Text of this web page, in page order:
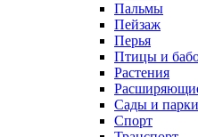
Пальмы
Пейзаж
Перья
Птицы и
Растения
Сады и парки
Спорт